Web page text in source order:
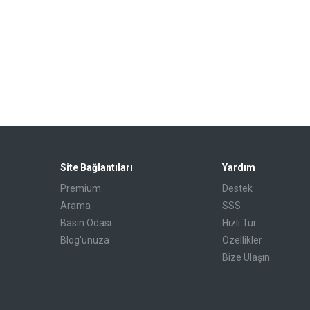
Site Bağlantıları
Premium
Arama
Basın Odası
Blog'unuza
Yardım
Destek
SSS
Hızlı Tur
Özellikler
Bize Ulaşın